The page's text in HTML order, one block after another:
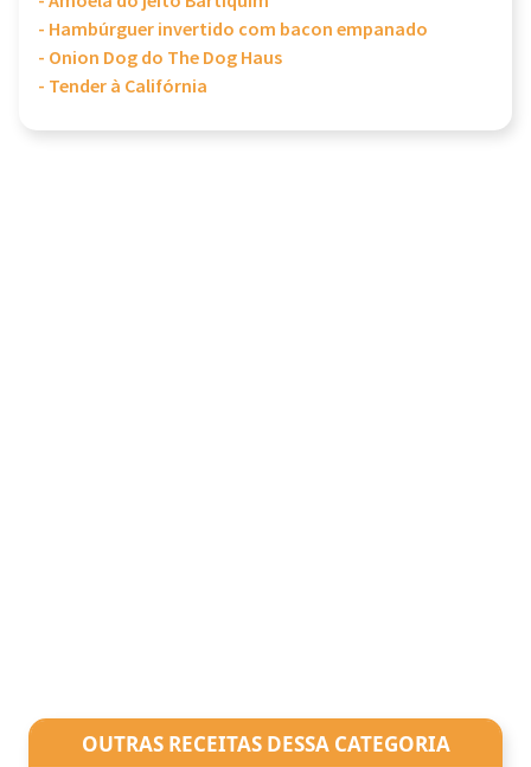
- Hambúrguer invertido com bacon empanado
- Onion Dog do The Dog Haus
- Tender à Califórnia
OUTRAS RECEITAS DESSA CATEGORIA